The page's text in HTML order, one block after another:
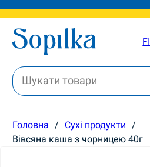
FI
Головна / Сухі продукти /
Вівсяна каша з чорницею 40г